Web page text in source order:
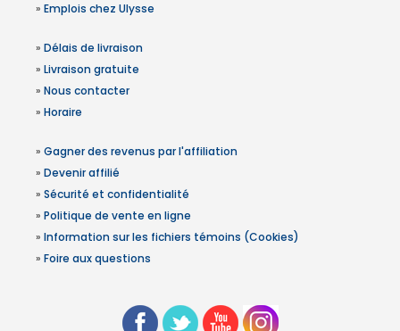
» Emplois chez Ulysse
» Délais de livraison
» Livraison gratuite
» Nous contacter
» Horaire
» Gagner des revenus par l'affiliation
» Devenir affilié
» Sécurité et confidentialité
» Politique de vente en ligne
» Information sur les fichiers témoins (Cookies)
» Foire aux questions